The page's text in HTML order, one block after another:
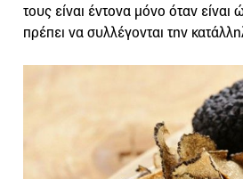
τους είναι έντονα μόνο όταν είναι
πρέπει να συλλέγονται την